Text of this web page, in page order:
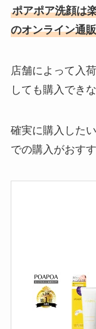
ポアポア洗顔は
のオンライン通
店舗によって入
しても購入でき
確実に購入した
での購入がおす